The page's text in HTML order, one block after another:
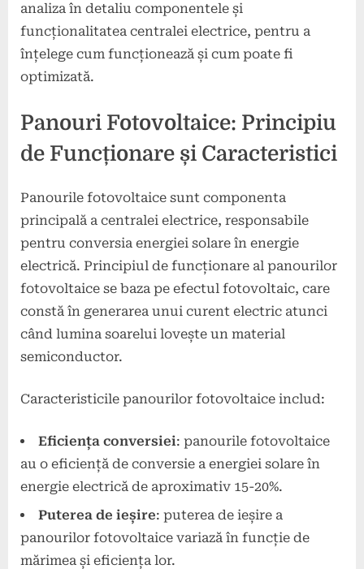
analiza în detaliu componentele și
funcționalitatea centralei electrice, pentru a
înțelege cum funcționează și cum poate fi
optimizată.
Panouri Fotovoltaice: Principiu
de Funcționare și Caracteristici
Panourile fotovoltaice sunt componenta
principală a centralei electrice, responsabile
pentru conversia energiei solare în energie
electrică. Principiul de funcționare al panourilor
fotovoltaice se baza pe efectul fotovoltaic, care
constă în generarea unui curent electric atunci
când lumina soarelui lovește un material
semiconductor.
Caracteristicile panourilor fotovoltaice includ:
Eficiența conversiei: panourile fotovoltaice
au o eficiență de conversie a energiei solare în
energie electrică de aproximativ 15-20%.
Puterea de ieșire: puterea de ieșire a
panourilor fotovoltaice variază în funcție de
mărimea și eficiența lor.